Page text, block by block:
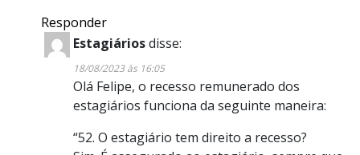
Responder
Estagiáriosdisse:
18/08/2023 às 16:05
Olá Felipe, o recesso remunerado dos
estagiários funciona da seguinte maneira:
“52. O estagiário tem direito a recesso?